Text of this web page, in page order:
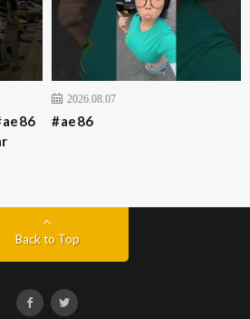
2026.08.07
#ae86
Back to Top